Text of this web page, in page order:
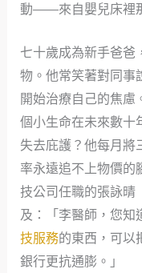
動——來自嬰兒床裡
七十歲成為新手爸爸
物。他常笑著對同事
開始治療自己的焦慮
個小生命在未來數十
失去庇護？他每月將
率永遠追不上物價
技公司任職的張詠
及：「李醫師，您知
技服務的東西，可以
銀行更抗通膨。」